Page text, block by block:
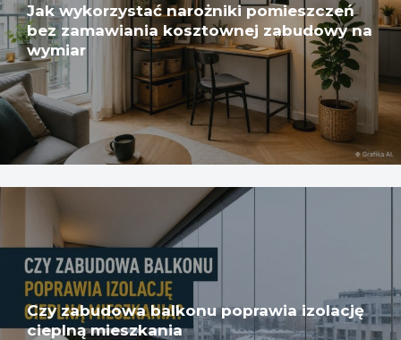
Jak wykorzystać narożniki pomieszczeń
bez zamawiania kosztownej zabudowy na
wymiar
Czy zabudowa balkonu poprawia izolację
cieplną mieszkania